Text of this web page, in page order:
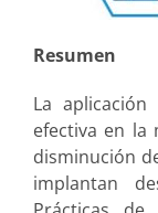
Resumen
La
efectiva en la
disminución
implantan